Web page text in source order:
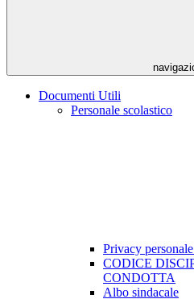
Documenti Utili
Personale scolastico
Privacy
CODICE
CONDOTTA
Albo sindacale